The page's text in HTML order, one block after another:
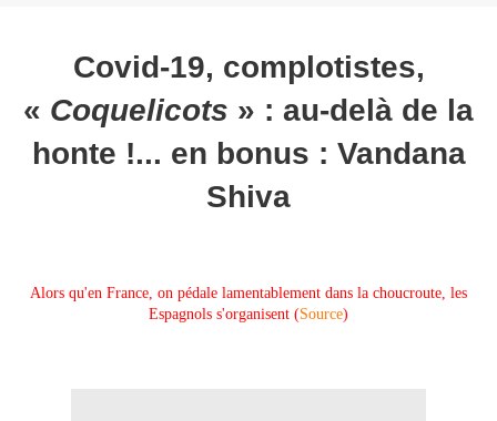
Covid-19, complotistes,
« Coquelicots » : au-delà de la
honte !... en bonus : Vandana
Shiva
Alors qu'en France, on pédale lamentablement dans la choucroute, les
Espagnols s'organisent (Source)